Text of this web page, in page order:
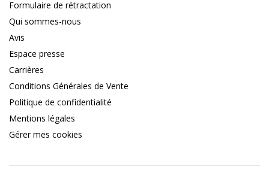
Formulaire de rétractation
Qui sommes-nous
Avis
Espace presse
Carrières
Conditions Générales de Vente
Politique de confidentialité
Mentions légales
Gérer mes cookies